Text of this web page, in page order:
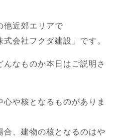
他近郊エリアで
会社フクダ建設」です。
なものか本日はご説明さ
や核となるものがありま
合、建物の核となるのはや